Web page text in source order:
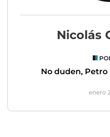
Nicolás
No duden, Petro
enero